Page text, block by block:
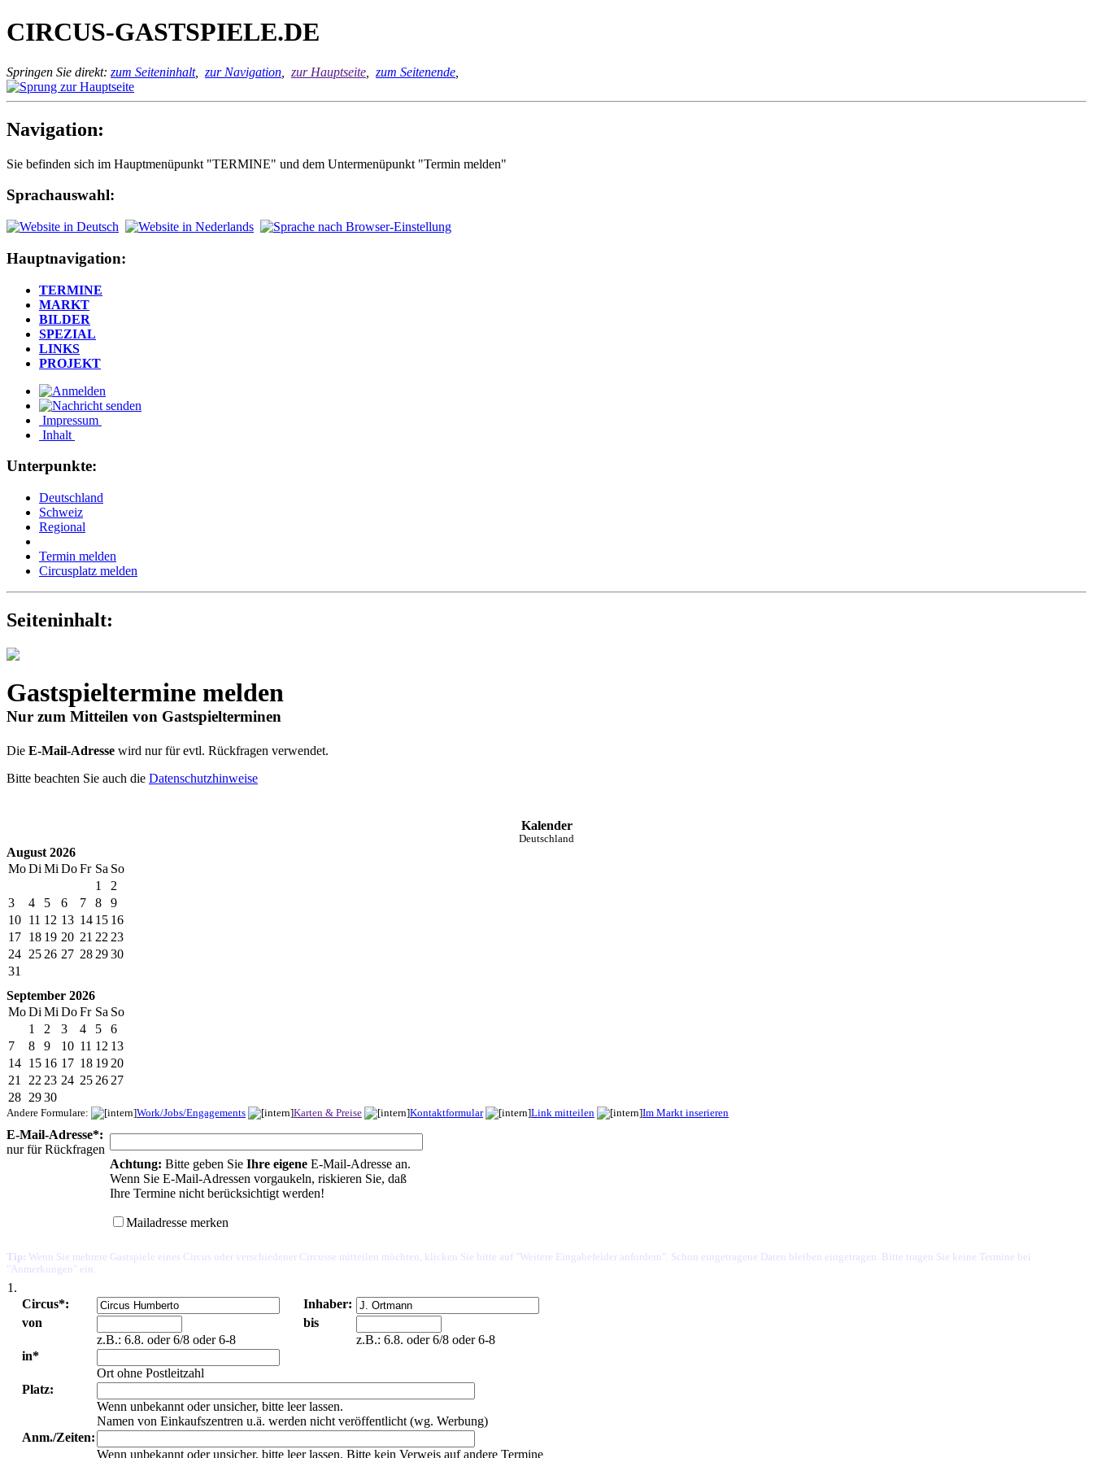
CIRCUS-GASTSPIELE.DE
Springen Sie direkt: zum Seiteninhalt, zur Navigation zur Hauptseite zum Seitenende
Navigation:
Sie befinden sich im Hauptmenüpunkt "TERMINE" und dem Untermenüpunkt "Termin melden"
Sprachauswahl:
Hauptnavigation:
TERMINE
MARKT
BILDER
SPEZIAL
LINKS
PROJEKT
Impressum
Inhalt
Unterpunkte:
Deutschland
Schweiz
Regional
Termin melden
Circusplatz melden
Seiteninhalt:
Gastspieltermine melden
Nur zum Mitteilen von Gastspielterminen
Die E-Mail-Adresse wird nur für evtl. Rückfragen verwendet.
Bitte beachten Sie auch die Datenschutzhinweise
Kalender
Deutschland
August 2026
MoDi Mi DoFr Sa So
1
2
3
4 5 6 7 8
9
10 11 12 13 14 15 16
17 18 19 20 21 22 23
24 25 26 27 28 2930
31
September 2026
MoDi Mi DoFr Sa So
1
2 3 4 5
6
7
8 9 10 11 12 13
14 15 16 17 18 19 20
21
22 23 24 25 26 27
28 2930
Andere Formulare: Work/Jobs/Engagements Karten & Preise Kontaktformular Link mitteilen Im Markt inserieren
E-Mail-Adresse*:
nur für Rückfragen
Achtung: Bitte geben Sie Ihre eigene E-Mail-Adresse an.
Wenn Sie E-Mail-Adressen vorgaukeln, riskieren Sie, daß
Ihre Termine nicht berücksichtigt werden!
Mailadresse merken
Tip: Wenn Sie mehrere Gastspiele eines Circus oder verschiedener Circusse mitteilen möchten, klicken Sie bitte auf "Weitere Eingabefelder anfordern". Schon eingetragene Daten bleiben eingetragen. Bitte tragen Sie keine Termine bei
"Anmerkungen" ein.
1.
Circus*:
Inhaber:
von
z.B.: 6.8. oder 6/8 oder 6-8
bis
z.B.: 6.8. oder 6/8 oder 6-8
in*
Ort ohne Postleitzahl
Platz:
Wenn unbekannt oder unsicher, bitte leer lassen.
Namen von Einkaufszentren u.ä. werden nicht veröffentlicht (wg. Werbung)
Anm./Zeiten:
Wenn unbekannt oder unsicher, bitte leer lassen. Bitte kein Verweis auf andere Termine